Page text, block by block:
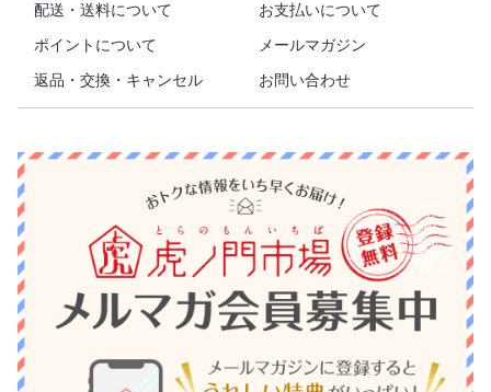
配送・送料について
お支払いについて
ポイントについて
メールマガジン
返品・交換・キャンセル
お問い合わせ